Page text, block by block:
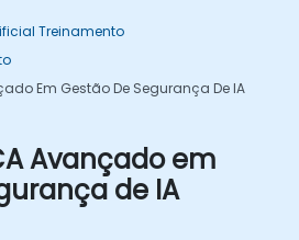
Treinamento
Em Gestão De Segurança De IA
Avançado em
de IA